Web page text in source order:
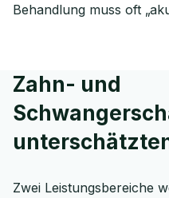
Behandlung muss oft
Zahn- und
Zwei Leistungsbereiche